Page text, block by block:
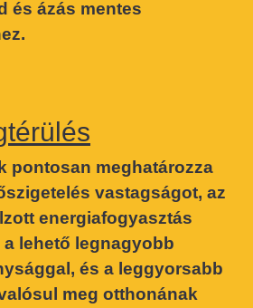
és ázás mentes
pontosan meghatározza
vastagságot, az
energiafogyasztás
a lehető legnagyobb
és a leggyorsabb
meg otthonának